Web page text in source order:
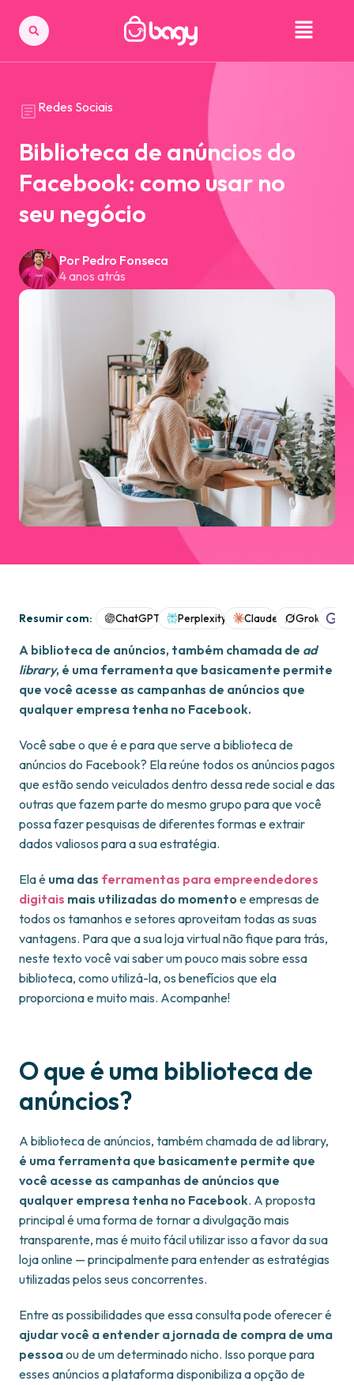
Redes Sociais
Biblioteca de anúncios do
Facebook: como usar no
seu negócio
Por Pedro Fonseca
4 anos atrás
Resumir com: ChatGPT Perplexity Claude Grok
A biblioteca de anúncios, também chamada de ad
library, é uma ferramenta que basicamente permite
que você acesse as campanhas de anúncios que
qualquer empresa tenha no Facebook.
Você sabe o que é e para que serve a biblioteca de
anúncios do Facebook? Ela reúne todos os anúncios pagos
que estão sendo veiculados dentro dessa rede social e das
outras que fazem parte do mesmo grupo para que você
possa fazer pesquisas de diferentes formas e extrair
dados valiosos para a sua estratégia.
Ela é uma das ferramentas para empreendedores
digitais mais utilizadas do momento e empresas de
todos os tamanhos e setores aproveitam todas as suas
vantagens. Para que a sua loja virtual não fique para trás,
neste texto você vai saber um pouco mais sobre essa
biblioteca, como utilizá-la, os benefícios que ela
proporciona e muito mais. Acompanhe!
O que é uma biblioteca de
anúncios?
A biblioteca de anúncios, também chamada de ad library,
é uma ferramenta que basicamente permite que
você acesse as campanhas de anúncios que
qualquer empresa tenha no Facebook. A proposta
principal é uma forma de tornar a divulgação mais
transparente, mas é muito fácil utilizar isso a favor da sua
loja online — principalmente para entender as estratégias
utilizadas pelos seus concorrentes.
Entre as possibilidades que essa consulta pode oferecer é
ajudar você a entender a jornada de compra de uma
pessoaou de um determinado nicho. Isso porque para
esses anúncios a plataforma disponibiliza a opção de